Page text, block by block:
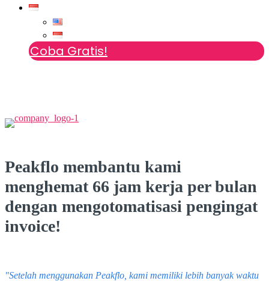
Coba Gratis!
Peakflo membantu kami
menghemat 66 jam kerja per bulan
dengan mengotomatisasi pengingat
invoice!
"Setelah menggunakan Peakflo, kami memiliki lebih banyak waktu